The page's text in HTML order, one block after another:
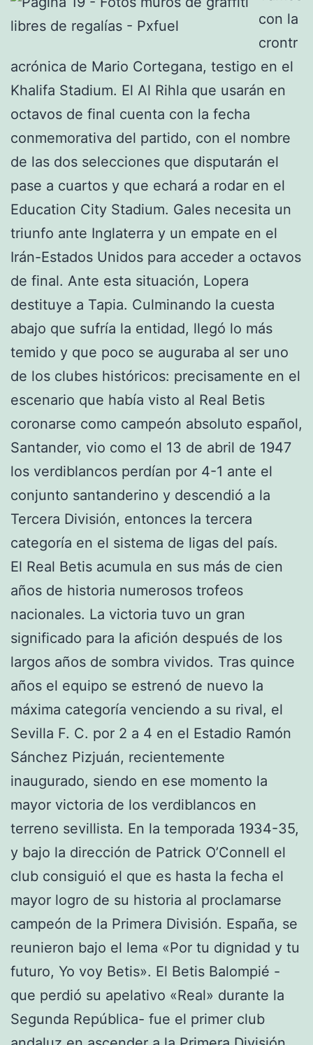
con la
crontr
acrónica de Mario Cortegana, testigo en el
Khalifa Stadium. El Al Rihla que usarán en
octavos de final cuenta con la fecha
conmemorativa del partido, con el nombre
de las dos selecciones que disputarán el
pase a cuartos y que echará a rodar en el
Education City Stadium. Gales necesita un
triunfo ante Inglaterra y un empate en el
Irán-Estados Unidos para acceder a octavos
de final. Ante esta situación, Lopera
destituye a Tapia. Culminando la cuesta
abajo que sufría la entidad, llegó lo más
temido y que poco se auguraba al ser uno
de los clubes históricos: precisamente en el
escenario que había visto al Real Betis
coronarse como campeón absoluto español,
Santander, vio como el 13 de abril de 1947
los verdiblancos perdían por 4-1 ante el
conjunto santanderino y descendió a la
Tercera División, entonces la tercera
categoría en el sistema de ligas del país.
El Real Betis acumula en sus más de cien
años de historia numerosos trofeos
nacionales. La victoria tuvo un gran
significado para la afición después de los
largos años de sombra vividos. Tras quince
años el equipo se estrenó de nuevo la
máxima categoría venciendo a su rival, el
Sevilla F. C. por 2 a 4 en el Estadio Ramón
Sánchez Pizjuán, recientemente
inaugurado, siendo en ese momento la
mayor victoria de los verdiblancos en
terreno sevillista. En la temporada 1934-35,
y bajo la dirección de Patrick O’Connell el
club consiguió el que es hasta la fecha el
mayor logro de su historia al proclamarse
campeón de la Primera División. España, se
reunieron bajo el lema «Por tu dignidad y tu
futuro, Yo voy Betis». El Betis Balompié -
que perdió su apelativo «Real» durante la
Segunda República- fue el primer club